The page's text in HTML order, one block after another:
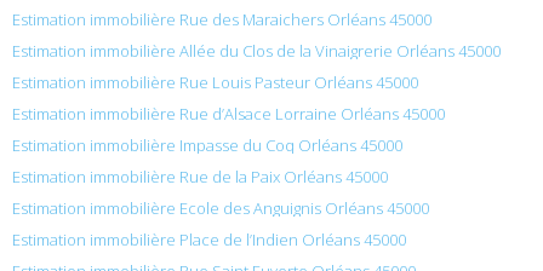
Estimation immobilière Rue des Maraichers Orléans 45000
Estimation immobilière Allée du Clos de la Vinaigrerie Orléans 45000
Estimation immobilière Rue Louis Pasteur Orléans 45000
Estimation immobilière Rue d’Alsace Lorraine Orléans 45000
Estimation immobilière Impasse du Coq Orléans 45000
Estimation immobilière Rue de la Paix Orléans 45000
Estimation immobilière Ecole des Anguignis Orléans 45000
Estimation immobilière Place de l’Indien Orléans 45000